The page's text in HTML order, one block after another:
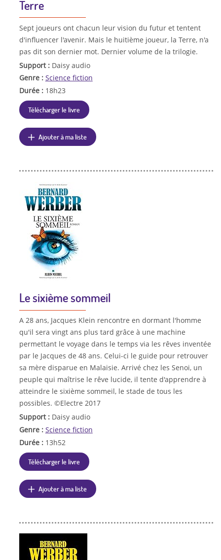
Terre
Sept joueurs ont chacun leur vision du futur et tentent
d'influencer l'avenir. Mais le huitième joueur, la Terre, n'a
pas dit son dernier mot. Dernier volume de la trilogie.
Support : Daisy audio
Genre : Science fiction
Durée : 18h23
Télécharger le livre
Ajouter à ma liste
Le sixième sommeil
A 28 ans, Jacques Klein rencontre en dormant l'homme
qu'il sera vingt ans plus tard grâce à une machine
permettant le voyage dans le temps via les rêves inventée
par le Jacques de 48 ans. Celui-ci le guide pour retrouver
sa mère disparue en Malaisie. Arrivé chez les Senoi, un
peuple qui maîtrise le rêve lucide, il tente d'apprendre à
atteindre le sixième sommeil, le stade de tous les
possibles. ©Electre 2017
Support : Daisy audio
Genre : Science fiction
Durée : 13h52
Télécharger le livre
Ajouter à ma liste